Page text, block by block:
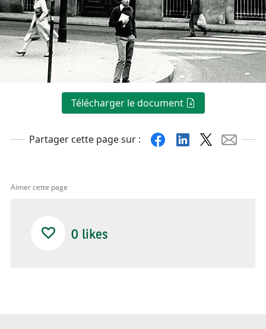
Télécharger le document
Partager cette page sur : FacebookLinkedin Mail
Aimer cette page
0 likes